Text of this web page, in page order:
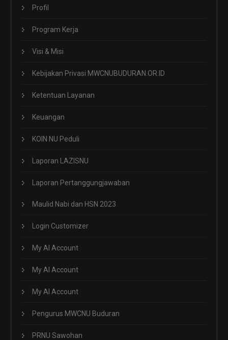
Profil
Program Kerja
Visi & Misi
Kebijakan Privasi MWCNUBUDURAN.OR.ID
Ketentuan Layanan
Keuangan
KOIN NU Peduli
Laporan LAZISNU
Laporan Pertanggungjawaban
Maulid Nabi dan HSN 2023
Login Customizer
My AI Account
My AI Account
My AI Account
Pengurus MWCNU Buduran
PRNU Sawohan